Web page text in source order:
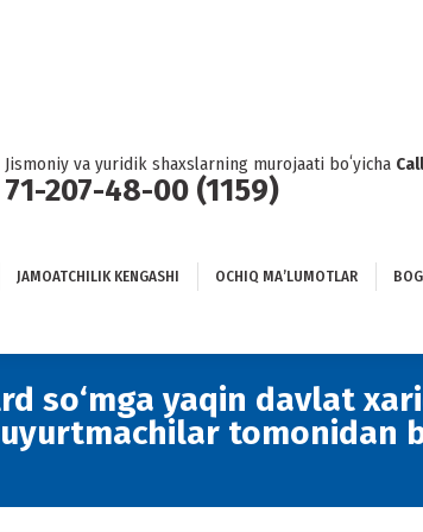
Jismoniy va yuridik shaxslarning murojaati boʻyicha
71-207-48-00 (1159)
JAMOATCHILIK KENGASHI OCHIQ MAʼLUMOTLAR
so‘mga yaqin davlat
tomonidan